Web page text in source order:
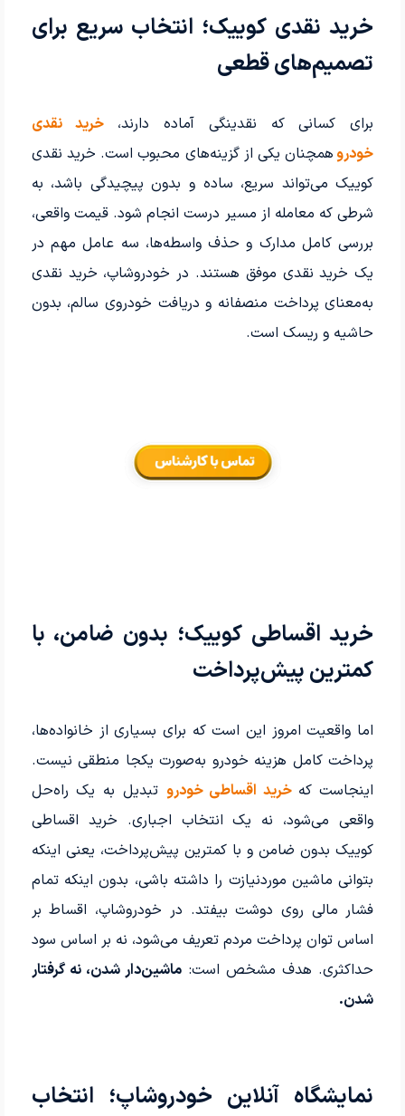
خرید نقدی کوییک؛ انتخاب سریع برای
تصمیم‌های قطعی
برای کسانی که نقدینگی آماده دارند،خرید نقدی
خودروهمچنان یکی از گزینه‌های محبوب است. خرید نقدی
کوییک می‌تواند سریع، ساده و بدون پیچیدگی باشد، به
شرطی که معامله از مسیر درست انجام شود. قیمت واقعی،
بررسی کامل مدارک و حذف واسطه‌ها، سه عامل مهم در
یک خرید نقدی موفق هستند. در خودروشاپ، خرید نقدی
به‌معنای پرداخت منصفانه و دریافت خودروی سالم، بدون
حاشیه و ریسک است.
خرید اقساطی کوییک؛ بدون ضامن، با
کمترین پیش‌پرداخت
اما واقعیت امروز این است که برای بسیاری از خانواده‌ها،
پرداخت کامل هزینه خودرو به‌صورت یکجا منطقی نیست.
اینجاست که خرید اقساطی خودرو تبدیل به یک راه‌حل
واقعی می‌شود، نه یک انتخاب اجباری. خرید اقساطی
کوییک بدون ضامن و با کمترین پیش‌پرداخت، یعنی اینکه
بتوانی ماشین موردنیازت را داشته باشی، بدون اینکه تمام
فشار مالی روی دوشت بیفتد. در خودروشاپ، اقساط بر
اساس توان پرداخت مردم تعریف می‌شود، نه بر اساس سود
حداکثری. هدف مشخص است: ماشین‌دار شدن، نه گرفتار
شدن.
نمایشگاه آنلاین خودروشاپ؛ انتخاب